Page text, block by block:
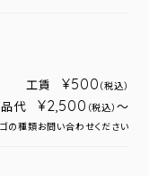
工賃 ¥500 （税込）
代 ¥2,500 （税込） ～
の種類お問い合わせください